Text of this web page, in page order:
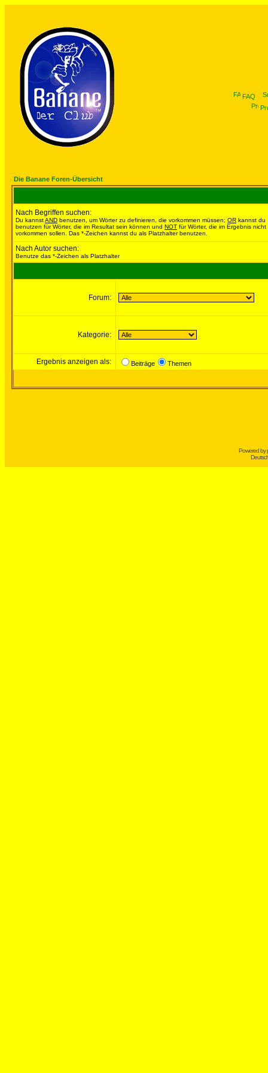
FAQ
Die Banane Foren-Übersicht
Nach Begriffen suchen:
Du kannstAND benutzen, um Wörter zu definieren, die vorkommen müssen; OR kannst du
benutzen für Wörter, die im Resultat sein können und NOT für Wörter, die im Ergebnis nicht
vorkommen sollen. Das *-Zeichen kannst du als Platzhalter benutzen.
Nach Autor suchen:
Benutze das *-Zeichen als Platzhalter
Forum:
Kategorie:
Ergebnis anzeigen als: Beiträge Themen
Powered by